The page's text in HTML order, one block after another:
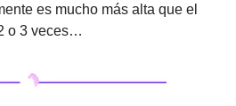
es mucho más alta que el
o 3 veces…